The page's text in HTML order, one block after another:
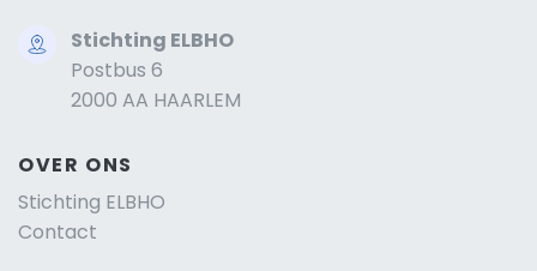
Stichting ELBHO
Postbus 6
2000 AA HAARLEM
OVER ONS
Stichting ELBHO
Contact